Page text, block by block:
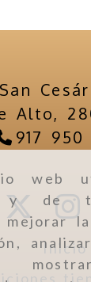
web
y de
mejorar
Alto,
917 950
Inicio